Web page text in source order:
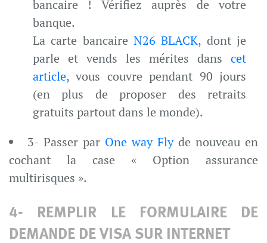
bancaire ! Vérifiez auprès de votre
banque.
La carte bancaire N26 BLACK, dont je
parle et vends les mérites dans cet
article, vous couvre pendant 90 jours
(en plus de proposer des retraits
gratuits partout dans le monde).
3- Passer par One way Flyde nouveau en
cochant la case « Option assurance
multirisques ».
4- REMPLIR LE FORMULAIRE DE
DEMANDE DE VISA SUR INTERNET